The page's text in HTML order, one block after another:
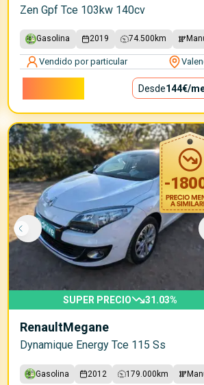
Zen Gpf Tce 103kw 140cv
Gasolina 2019 74.500 km
Vendido por particular
Desde144€/
-
SUPER PRECIO 31.03%
RenaultMegane
Dynamique Energy Tce 115 Ss
Gasolina 2012 179.000 km